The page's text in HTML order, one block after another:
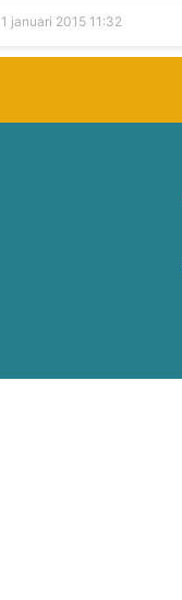
1 januari 2015 11:32